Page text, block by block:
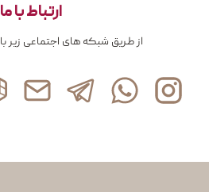
ارتباط با ما
از طریق شبکه های اجتماعی زیر با